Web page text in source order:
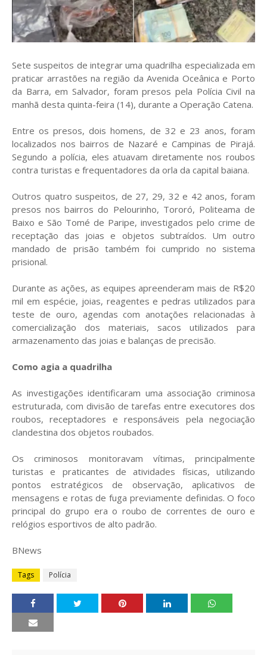
Sete suspeitos de integrar uma quadrilha especializada em
praticar arrastões na região da Avenida Oceânica e Porto
da Barra, em Salvador, foram presos pela Polícia Civil na
manhã desta quinta-feira (14), durante a Operação Catena.
Entre os presos, dois homens, de 32 e 23 anos, foram
localizados nos bairros de Nazaré e Campinas de Pirajá.
Segundo a polícia, eles atuavam diretamente nos roubos
contra turistas e frequentadores da orla da capital baiana.
Outros quatro suspeitos, de 27, 29, 32 e 42 anos, foram
presos nos bairros do Pelourinho, Tororó, Politeama de
Baixo e São Tomé de Paripe, investigados pelo crime de
receptação das joias e objetos subtraídos. Um outro
mandado de prisão também foi cumprido no sistema
prisional.
Durante as ações, as equipes apreenderam mais de R$20
mil em espécie, joias, reagentes e pedras utilizados para
teste de ouro, agendas com anotações relacionadas à
comercialização dos materiais, sacos utilizados para
armazenamento das joias e balanças de precisão.
Como agia a quadrilha
As investigações identificaram uma associação criminosa
estruturada, com divisão de tarefas entre executores dos
roubos, receptadores e responsáveis pela negociação
clandestina dos objetos roubados.
Os criminosos monitoravam vítimas, principalmente
turistas e praticantes de atividades físicas, utilizando
pontos estratégicos de observação, aplicativos de
mensagens e rotas de fuga previamente definidas. O foco
principal do grupo era o roubo de correntes de ouro e
relógios esportivos de alto padrão.
BNews
Tags Polícia